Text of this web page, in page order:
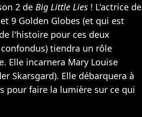
2 de Big Little Lies ! L'actrice de
9 Golden Globes (et qui est
l'histoire pour ces deux
tiendra un rôle
Elle incarnera Mary Louise
Skarsgard). Elle débarquera à
pour faire la lumière sur ce qui